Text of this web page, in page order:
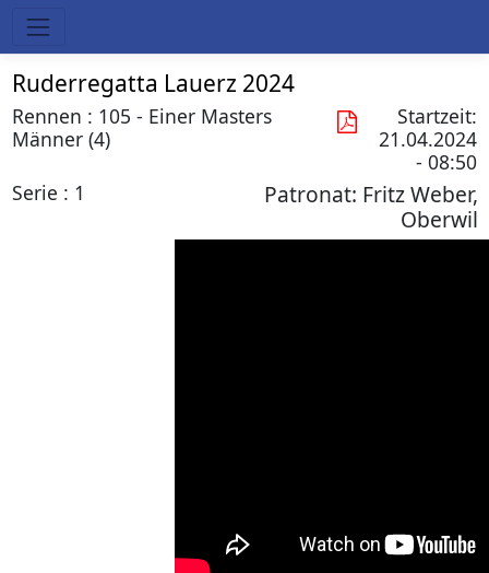
Ruderregatta Lauerz 2024
Rennen : 105 - Einer Masters
Männer (4)
Startzeit:
21.04.2024
- 08:50
Serie : 1
Patronat: Fritz Weber,
Oberwil